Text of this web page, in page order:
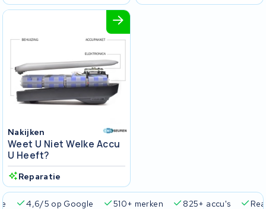
Nakijken
Weet U Niet Welke Accu
U Heeft?
Reparatie
4,6/5 op Google 510+ merken 825+ accu's